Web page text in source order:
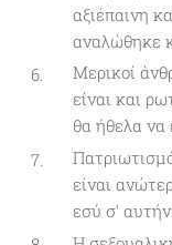
αξιέπαινη
αναλώθηκε
Μερικοί
είναι και
θα ήθελα να
είναι
εσύ σ' αυτήν.